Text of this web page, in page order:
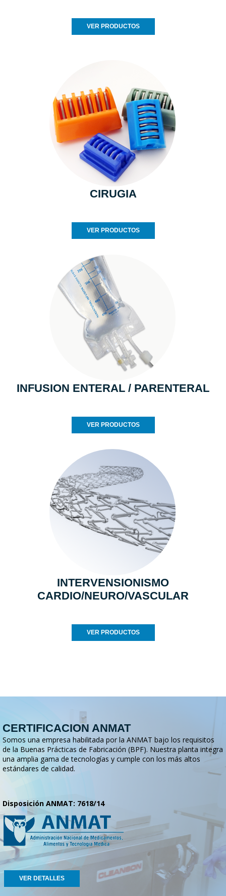
VER PRODUCTOS
CIRUGIA
VER PRODUCTOS
INFUSION ENTERAL / PARENTERAL
VER PRODUCTOS
INTERVENSIONISMO
CARDIO/NEURO/VASCULAR
VER PRODUCTOS
CERTIFICACION ANMAT
Somos una empresa habilitada por la ANMAT bajo los requisitos
de la Buenas Prácticas de Fabricación (BPF). Nuestra planta integra
una amplia gama de tecnologías y cumple con los más altos
estándares de calidad.
Disposición ANMAT: 7618/14
VER DETALLES